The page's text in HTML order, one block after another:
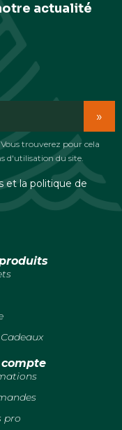
actualité
»
trouverez pour cela
d'utilisation du site.
et la politique de
pro